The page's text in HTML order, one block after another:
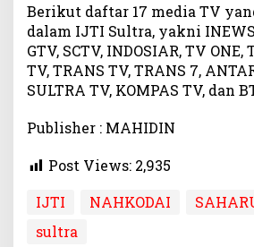
Berikut daftar 17 media TV
dalam IJTI Sultra, yakni
GTV, SCTV, INDOSIAR, TV ONE,
TV, TRANS TV, TRANS 7,
SULTRA TV, KOMPAS TV, dan
Publisher : MAHIDIN
Post Views: 2,935
IJTI
NAHKODAI
sultra